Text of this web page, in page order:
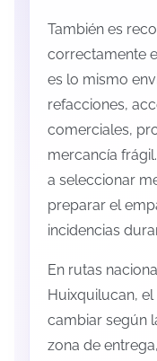
También es
correctamente
es lo mismo
refacciones,
comerciales,
mercancía
a seleccionar
preparar el
incidencias
En rutas
Huixquilucan,
cambiar según
zona de